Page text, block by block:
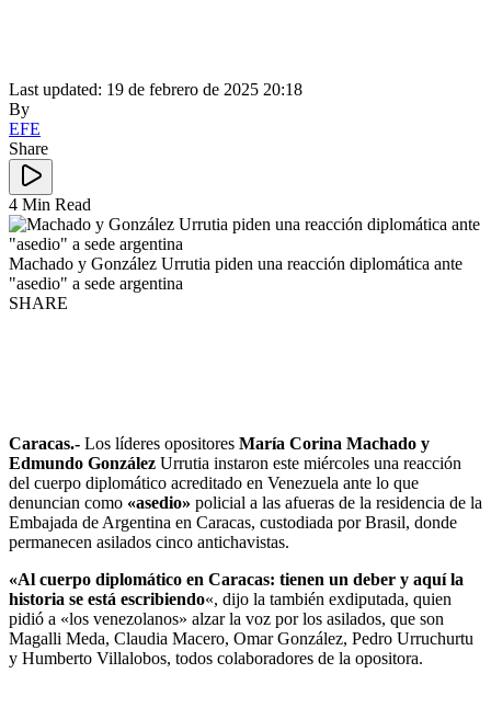
Last updated: 19 de febrero de 2025 20:18
By
EFE
Share
4 Min Read
Machado y González Urrutia piden una reacción diplomática ante
"asedio" a sede argentina
SHARE
Caracas.- Los líderes opositores María Corina Machado y
Edmundo González Urrutia instaron este miércoles una reacción
del cuerpo diplomático acreditado en Venezuela ante lo que
denuncian como «asedio» policial a las afueras de la residencia de la
Embajada de Argentina en Caracas, custodiada por Brasil, donde
permanecen asilados cinco antichavistas.
«Al cuerpo diplomático en Caracas: tienen un deber y aquí la
historia se está escribiendo«, dijo la también exdiputada, quien
pidió a «los venezolanos» alzar la voz por los asilados, que son
Magalli Meda, Claudia Macero, Omar González, Pedro Urruchurtu
y Humberto Villalobos, todos colaboradores de la opositora.